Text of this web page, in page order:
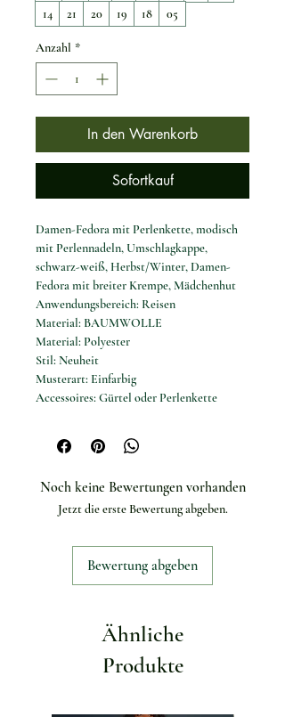
14
21 20 19 18 05
Anzahl *
In den Warenkorb
Sofortkauf
Damen-Fedora mit Perlenkette, modisch
mit Perlennadeln, Umschlagkappe,
schwarz-weiß, Herbst/Winter, Damen-
Fedora mit breiter Krempe, Mädchenhut
Anwendungsbereich: Reisen
Material: BAUMWOLLE
Material: Polyester
Stil: Neuheit
Musterart: Einfarbig
Accessoires: Gürtel oder Perlenkette
Hutoberteil: Kuppelhut
Krempenbreite: 8 cm
Noch keine Bewertungen vorhanden
Jetzt die erste Bewertung abgeben.
Bewertung abgeben
Ähnliche
Produkte